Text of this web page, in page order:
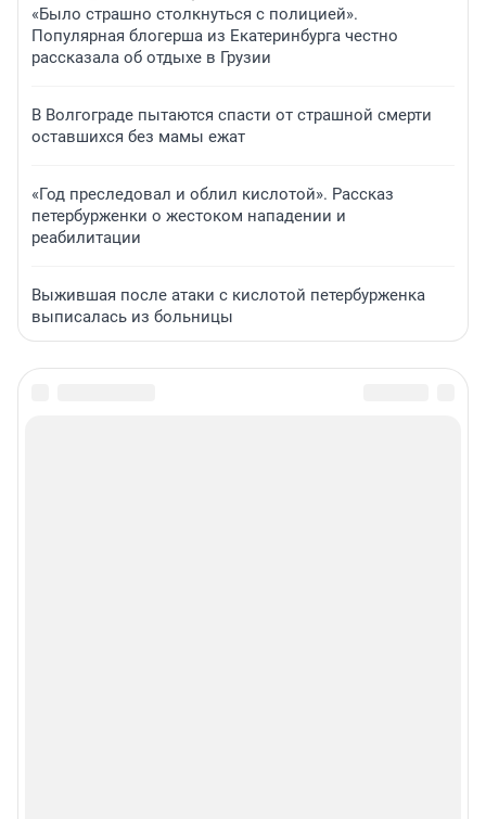
«Было страшно столкнуться с полицией».
Популярная блогерша из Екатеринбурга честно
рассказала об отдыхе в Грузии
В Волгограде пытаются спасти от страшной смерти
оставшихся без мамы ежат
«Год преследовал и облил кислотой». Рассказ
петербурженки о жестоком нападении и
реабилитации
Выжившая после атаки с кислотой петербурженка
выписалась из больницы